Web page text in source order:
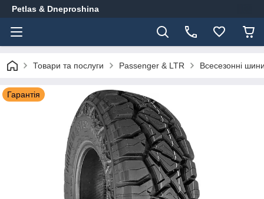
Petlas & Dneproshina
Товари та послуги Passenger & LTR Всесезонні
Гарантія